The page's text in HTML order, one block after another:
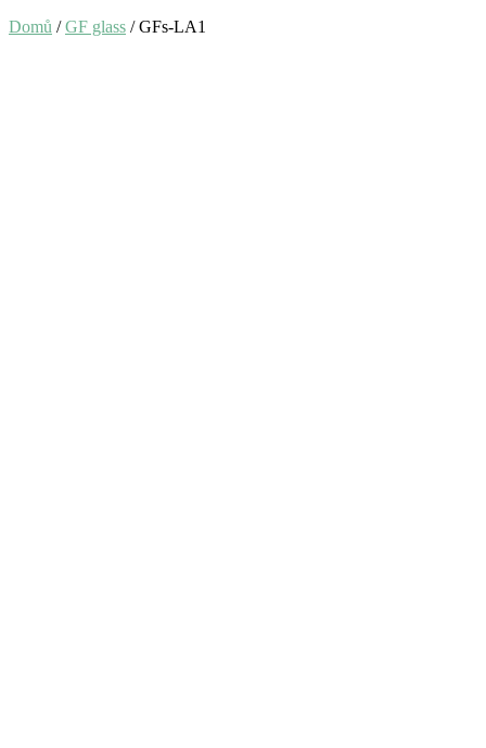
Domů /GF glass / GFs-LA1